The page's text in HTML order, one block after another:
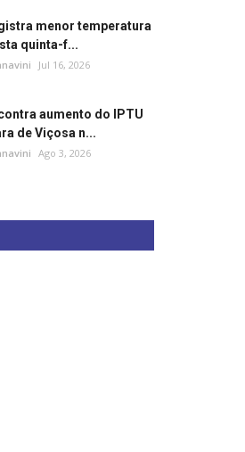
menor temperatura
quinta-f...
Jul 16, 2026
aumento do IPTU
de Viçosa n...
Ago 3, 2026